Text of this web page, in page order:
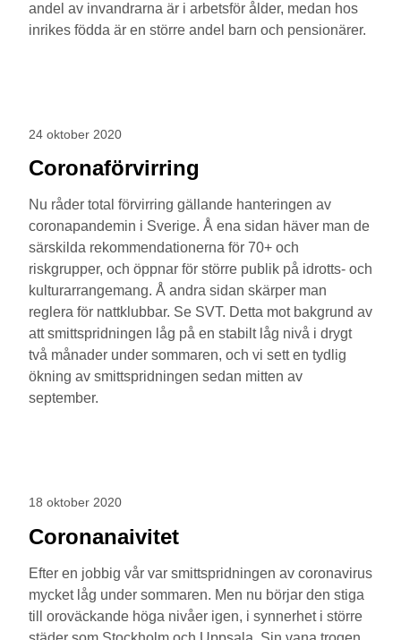
andel av invandrarna är i arbetsför ålder, medan hos
inrikes födda är en större andel barn och pensionärer.
24 oktober 2020
Coronaförvirring
Nu råder total förvirring gällande hanteringen av
coronapandemin i Sverige. Å ena sidan häver man de
särskilda rekommendationerna för 70+ och
riskgrupper, och öppnar för större publik på idrotts- och
kulturarrangemang. Å andra sidan skärper man
reglera för nattklubbar. Se SVT. Detta mot bakgrund av
att smittspridningen låg på en stabilt låg nivå i drygt
två månader under sommaren, och vi sett en tydlig
ökning av smittspridningen sedan mitten av
september.
18 oktober 2020
Coronanaivitet
Efter en jobbig vår var smittspridningen av coronavirus
mycket låg under sommaren. Men nu börjar den stiga
till oroväckande höga nivåer igen, i synnerhet i större